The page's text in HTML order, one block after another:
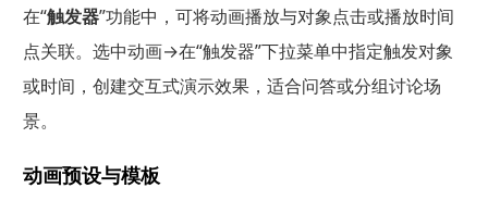
在“触发器”功能中，可将动画播放与对象点击或播放时间
点关联。选中动画→在“触发器”下拉菜单中指定触发对象
或时间，创建交互式演示效果，适合问答或分组讨论场
景。
动画预设与模板